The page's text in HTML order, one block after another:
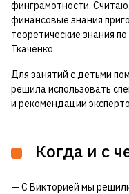
финграмотности.
финансовые знания
теоретические знания
Ткаченко.
Для занятий с детьми
решила использовать
и рекомендации
Когда и с
— С Викторией мы